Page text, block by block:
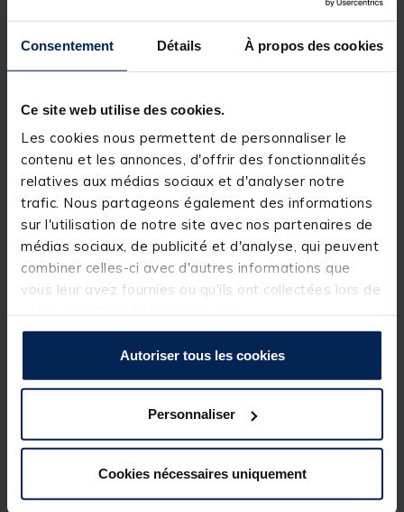
Consentement Détails À propos des cookies
Ce site web utilise des cookies.
Les cookies nous permettent de personnaliser le
contenu et les annonces, d'offrir des fonctionnalités
relatives aux médias sociaux et d'analyser notre
trafic. Nous partageons également des informations
sur l'utilisation de notre site avec nos partenaires de
médias sociaux, de publicité et d'analyse, qui peuvent
combiner celles-ci avec d'autres informations que
vous leur avez fournies ou qu'ils ont collectées lors de
Autoriser tous les cookies
Personnaliser
Cookies nécessaires uniquement
ou de piques. Son talon est entièrement couvert de
poignée supérieure en mousse EVA sert d’aide au
Blank carbone Haut Module
Porte moulinet inversé à bague de serrage
renforcée
Anneaux en oxyde d’aluminium
Poignée EVA et Shrink
Action de pointe modérée
Cardan
Détails
Longueur : 240 cm
Nombre d'elements : 2
Encombrement : 125 cm
Nombre D'anneaux : 7